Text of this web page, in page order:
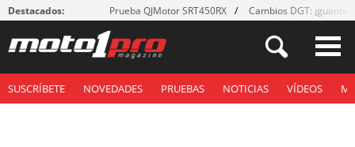
Destacados: Prueba QJMotor SRT450RX Cambios DGT: ¡guantes!
SUSCRÍBETE NOVEDADES PRUEBAS NOTICIAS VÍDEOS